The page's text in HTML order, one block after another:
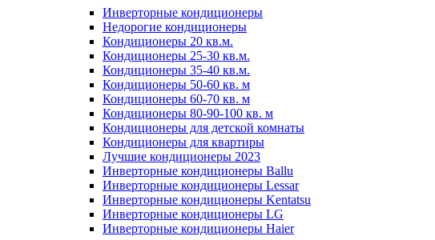
Инверторные кондиционеры
Недорогие кондиционеры
Кондиционеры 20 кв.м.
Кондиционеры 25-30 кв.м.
Кондиционеры 35-40 кв.м.
Кондиционеры 50-60 кв. м
Кондиционеры 60-70 кв. м
Кондиционеры 80-90-100 кв. м
Кондиционеры для детской комнаты
Кондиционеры для квартиры
Лучшие кондиционеры 2023
Инверторные кондиционеры Ballu
Инверторные кондиционеры Lessar
Инверторные кондиционеры Kentatsu
Инверторные кондиционеры LG
Инверторные кондиционеры Haier